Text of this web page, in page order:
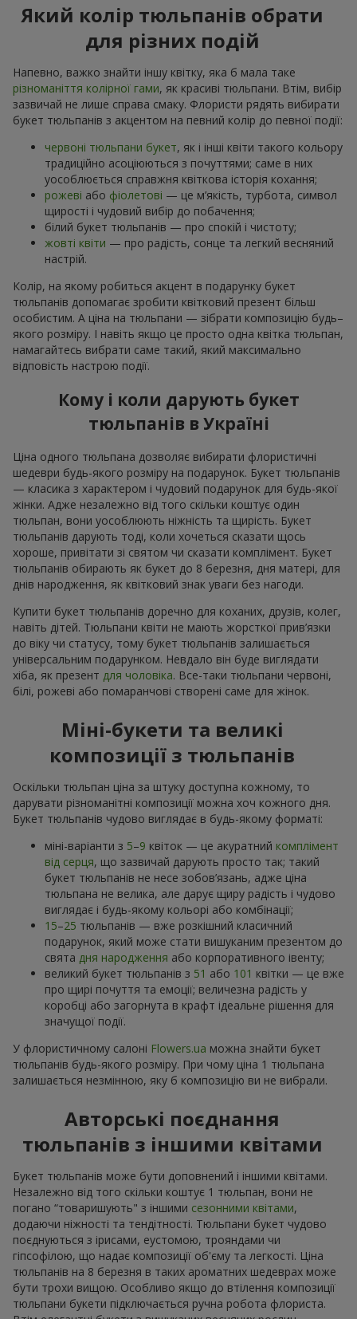
Який колір тюльпанів обрати
для різних подій
Напевно, важко знайти іншу квітку, яка б мала таке
різноманіття колірної гами, як красиві тюльпани. Втім, вибір
зазвичай не лише справа смаку. Флористи рядять вибирати
букет тюльпанів з акцентом на певний колір до певної події:
червоні тюльпани букет, як і інші квіти такого кольору
традиційно асоціюються з почуттями; саме в них
уособлюється справжня квіткова історія кохання;
рожеві або фіолетові — це м’якість, турбота, символ
щирості і чудовий вибір до побачення;
білий букет тюльпанів — про спокій і чистоту;
жовті квіти — про радість, сонце та легкий весняний
настрій.
Колір, на якому робиться акцент в подарунку букет
тюльпанів допомагає зробити квітковий презент більш
особистим. А ціна на тюльпани — зібрати композицію будь–
якого розміру. І навіть якщо це просто одна квітка тюльпан,
намагайтесь вибрати саме такий, який максимально
відповість настрою події.
Кому і коли дарують букет
тюльпанів в Україні
Ціна одного тюльпана дозволяє вибирати флористичні
шедеври будь-якого розміру на подарунок. Букет тюльпанів
— класика з характером і чудовий подарунок для будь-якої
жінки. Адже незалежно від того скільки коштує один
тюльпан, вони уособлюють ніжність та щирість. Букет
тюльпанів дарують тоді, коли хочеться сказати щось
хороше, привітати зі святом чи сказати комплімент. Букет
тюльпанів обирають як букет до 8 березня, дня матері, для
днів народження, як квітковий знак уваги без нагоди.
Купити букет тюльпанів доречно для коханих, друзів, колег,
навіть дітей. Тюльпани квіти не мають жорсткої прив’язки
до віку чи статусу, тому букет тюльпанів залишається
універсальним подарунком. Невдало він буде виглядати
хіба, як презент для чоловіка. Все-таки тюльпани червоні,
білі, рожеві або помаранчові створені саме для жінок.
Міні-букети та великі
композиції з тюльпанів
Оскільки тюльпан ціна за штуку доступна кожному, то
дарувати різноманітні композиції можна хоч кожного дня.
Букет тюльпанів чудово виглядає в будь-якому форматі:
міні-варіанти з 5–9 квіток — це акуратний комплімент
від серця, що зазвичай дарують просто так; такий
букет тюльпанів не несе зобов’язань, адже ціна
тюльпана не велика, але дарує щиру радість і чудово
виглядає і будь-якому кольорі або комбінації;
15–25 тюльпанів — вже розкішний класичний
подарунок, який може стати вишуканим презентом до
свята дня народження або корпоративного івенту;
великий букет тюльпанів з 51 або 101 квітки — це вже
про щирі почуття та емоції; величезна радість у
коробці або загорнута в крафт ідеальне рішення для
значущої події.
У флористичному салоні Flowers.ua можна знайти букет
тюльпанів будь-якого розміру. При чому ціна 1 тюльпана
залишається незмінною, яку б композицію ви не вибрали.
Авторські поєднання
тюльпанів з іншими квітами
Букет тюльпанів може бути доповнений і іншими квітами.
Незалежно від того скільки коштує 1 тюльпан, вони не
погано “товаришують" з іншими сезонними квітами,
додаючи ніжності та тендітності. Тюльпани букет чудово
поєднуються з ірисами, еустомою, трояндами чи
гіпсофілою, що надає композиції об'єму та легкості. Ціна
тюльпанів на 8 березня в таких ароматних шедеврах може
бути трохи вищою. Особливо якщо до втілення композиції
тюльпани букети підключається ручна робота флориста.